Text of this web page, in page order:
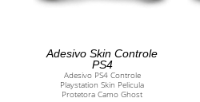
ADICIONAR AO
CARRINHO
Adesivo Skin Controle
PS4
Adesivo PS4 Controle
Playstation Skin Pelicula
Protetora Camo Ghost